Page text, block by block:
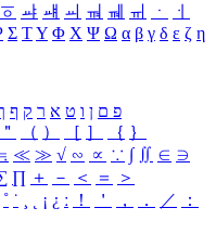
ㆆ ㆇ ㆈ ㆉ ㆊ ㆋ ㆌ ㆍ
ㆎ
Σ ΤΥ Φ Χ Ψ Ω α β γ δ ε ζ η
פ ם ן ו ט א ר ק ף
＂ （ ） ［ ］ ｛ ｝
≪ ≫ √ ∽ ∝ ∵ ∫ ∬ ∈ ∋
∏ ＋ － ＜ ＝
＞
˚ ˙ ¸ ¡ ¿ ː ！ ＇ ， ． ／
：